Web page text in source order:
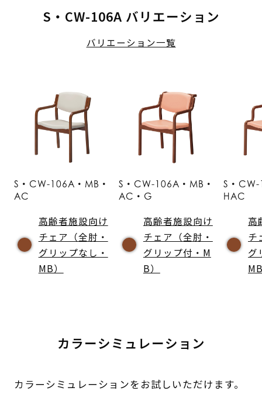
S・CW-106A バリエーション
バリエーション一覧
S・CW-106A・MB・
AC
高齢者施設向け
チェア（全肘・
グリップなし・
MB）
S・CW-106A・MB・
AC・G
高齢者施設向け
チェア（全肘・
グリップ付・M
B）
S・
HAC
高
チ
グ
カラーシミュレーション
カラーシミュレーションをお試しいただけます。